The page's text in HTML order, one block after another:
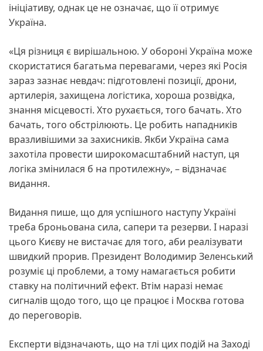
ініціативу, однак це не означає, що її отримує
Україна.
«Ця різниця є вирішальною. У обороні Україна може
скористатися багатьма перевагами, через які Росія
зараз зазнає невдач: підготовлені позиції, дрони,
артилерія, захищена логістика, хороша розвідка,
знання місцевості. Хто рухається, того бачать. Хто
бачать, того обстрілюють. Це робить нападників
вразливішими за захисників. Якби Україна сама
захотіла провести широкомасштабний наступ, ця
логіка змінилася б на протилежну», – відзначає
видання.
Видання пише, що для успішного наступу Україні
треба броньована сила, сапери та резерви. І наразі
цього Києву не вистачає для того, аби реалізувати
швидкий прорив. Президент Володимир Зеленський
розуміє ці проблеми, а тому намагається робити
ставку на політичний ефект. Втім наразі немає
сигналів щодо того, що це працює і Москва готова
до переговорів.
Експерти відзначають, що на тлі цих подій на Заході